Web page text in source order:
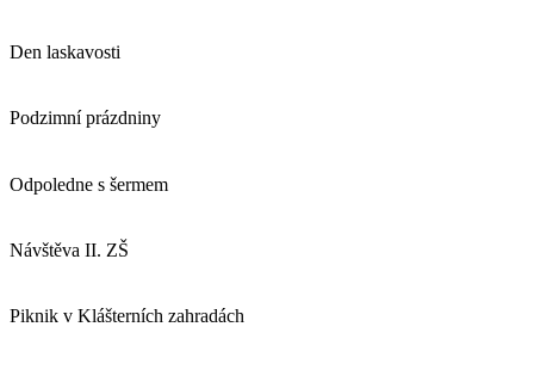
Den laskavosti
Podzimní prázdniny
Odpoledne s šermem
Návštěva II. ZŠ
Piknik v Klášterních zahradách